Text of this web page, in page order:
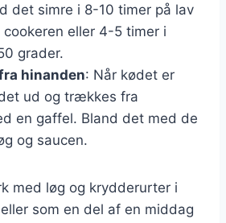
det simre i 8-10 timer på lav
eller 4-5 timer i
grader.
hinanden: Når kødet er
ud og trækkes fra
en gaffel. Bland det med de
og saucen.
med løg og krydderurter i
som en del af en middag